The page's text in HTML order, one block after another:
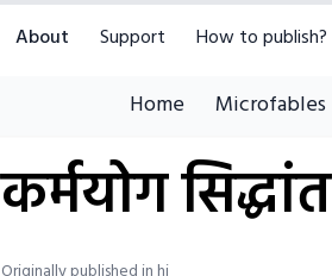
About Support How to publish?
Home Microfables
कर्मयोग सिद्धांत